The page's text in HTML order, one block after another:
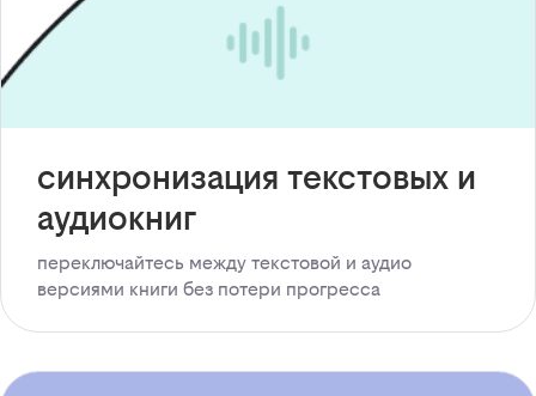
синхронизация текстовых и
аудиокниг
переключайтесь между текстовой и аудио
версиями книги без потери прогресса